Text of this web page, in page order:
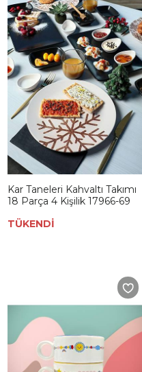
Kar Taneleri Kahvaltı Takımı
18 Parça 4 Kişilik 17966-69
TÜKENDİ